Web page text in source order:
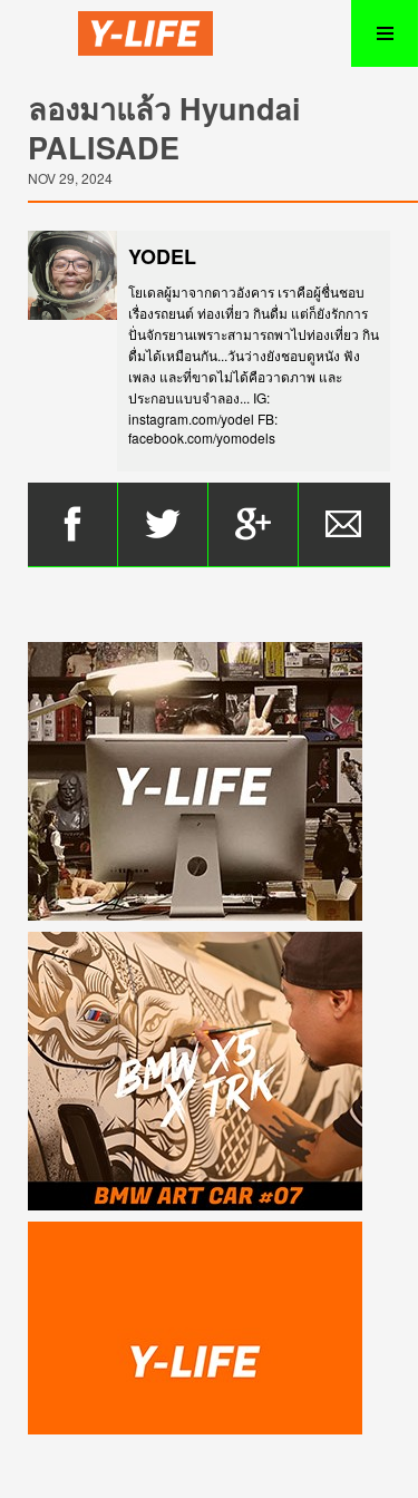
ลองมาแล้ว Hyundai
PALISADE
NOV 29, 2024
YODEL
โยเดลผู้มาจากดาวอังคาร เราคือผู้ชื่นชอบ
เรื่องรถยนต์ ท่องเที่ยว กินดื่ม แต่ก็ยังรักการ
ปั่นจักรยานเพราะสามารถพาไปท่องเที่ยว กิน
ดื่มได้เหมือนกัน...วันว่างยังชอบดูหนัง ฟัง
เพลง และที่ขาดไม่ได้คือวาดภาพ และ
ประกอบแบบจำลอง... IG:
instagram.com/yodel FB:
facebook.com/yomodels